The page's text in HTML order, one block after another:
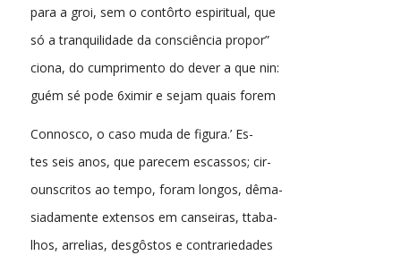
para a groi, sem o contôrto espiritual, que
só a tranquilidade da consciência propor”
ciona, do cumprimento do dever a que nin:
guém sé pode 6ximir e sejam quais forem
Connosco, o caso muda de figura.’ Es-
tes seis anos, que parecem escassos; cir-
ounscritos ao tempo, foram longos, dêma-
siadamente extensos em canseiras, ttaba-
lhos, arrelias, desgôstos e contrariedades